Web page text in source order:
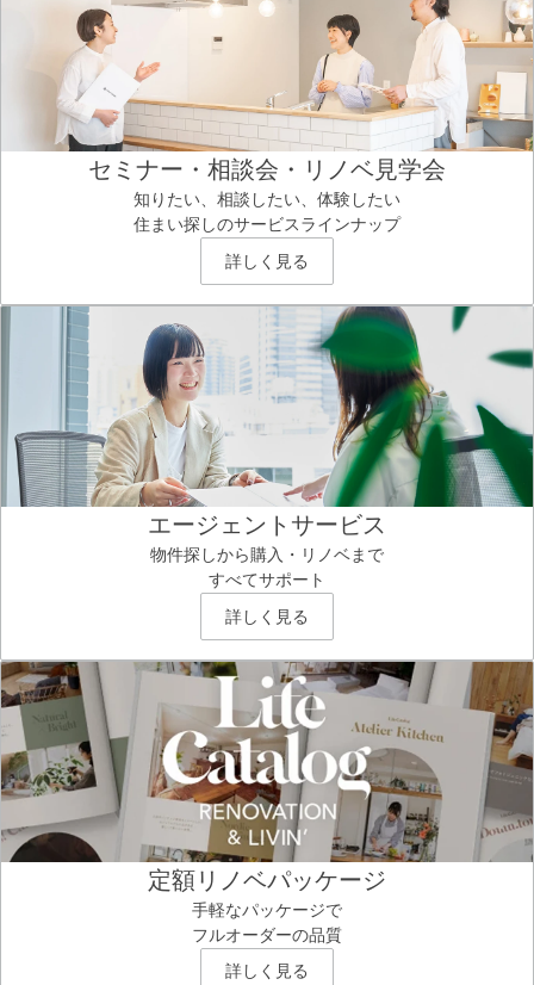
セミナー・相談会・リノベ見学会
知りたい、相談したい、体験したい
住まい探しのサービスラインナップ
詳しく見る
エージェントサービス
物件探しから購入・リノベまで
すべてサポート
詳しく見る
定額リノベパッケージ
手軽なパッケージで
フルオーダーの品質
詳しく見る